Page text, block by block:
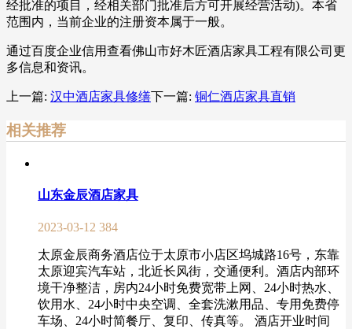
经批准的项目，经相关部门批准后方可开展经营活动)。本省
范围内，当前企业的注册资本属于一般。
通过百度企业信用查看佛山市好木匠酒店家具工程有限公司更
多信息和资讯。
上一篇: 汉中酒店家具修缮下一篇: 铜仁酒店家具直销
相关推荐
山东金辰酒店家具
2023-03-12 384
太原金辰商务酒店位于太原市小店区坞城路16号，东靠
太原迎宾汽车站，北近长风街，交通便利。酒店内部环
境干净整洁，房内24小时免费宽带上网、24小时热水、
饮用水、24小时中央空调、全套洗漱用品、专用免费停
车场、24小时简餐厅、复印、传真等。 酒店开业时间